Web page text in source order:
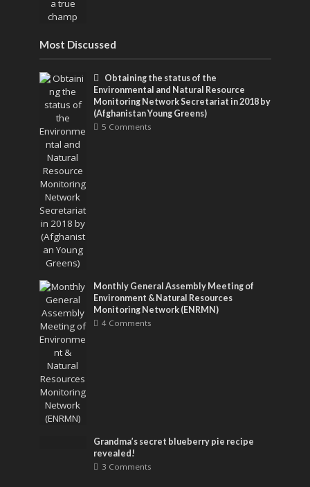
Most Discussed
Obtaining the status of the
Environmental and Natural Resource
Monitoring Network Secretariat in 2018 by
(Afghanistan Young Greens)
5 Comments
Monthly General Assembly Meeting of
Environment & Natural Resources
Monitoring Network (ENRMN)
4 Comments
Grandma’s secret blueberry pie recipe
revealed!
3 Comments